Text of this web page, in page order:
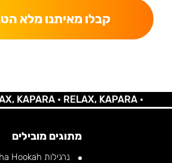
קבלו מאיתנו מלא
•RELAX, KAPARA •
מתוגים מובילים
נרגילות Alpha Hookah